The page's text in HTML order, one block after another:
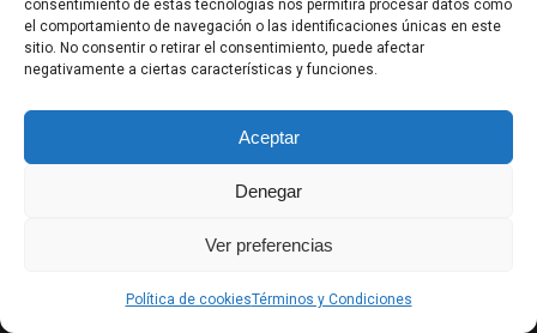
consentimiento de estas tecnologías nos permitirá procesar datos como
el comportamiento de navegación o las identificaciones únicas en este
sitio. No consentir o retirar el consentimiento, puede afectar
negativamente a ciertas características y funciones.
Aceptar
Denegar
Ver preferencias
Política de cookiesTérminos y Condiciones
Essentia · Espacio Terapéutico y Escuela de Yoga
C/Arrabal 25, 1°A y 1ºB 39003
Santander, Cantabria
618 836 285||618 836 218
|Aviso Legal|